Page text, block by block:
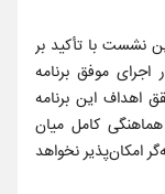
نشست با تأکید بر
موفق برنامه
اهداف این برنامه
کامل میان
امکان‌پذیر نخواهد